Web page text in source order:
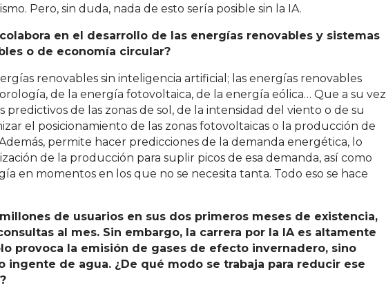
Pero, sin duda, nada de esto sería posible sin la IA.
en el desarrollo de las energías renovables y sistemas
o de economía circular?
renovables sin inteligencia artificial; las energías renovables
de la energía fotovoltaica, de la energía eólica… Que a su vez
de las zonas de sol, de la intensidad del viento o de su
el posicionamiento de las zonas fotovoltaicas o la producción de
permite hacer predicciones de la demanda energética, lo
de la producción para suplir picos de esa demanda, así como
en momentos en los que no se necesita tanta. Todo eso se hace
de usuarios en sus dos primeros meses de existencia,
al mes. Sin embargo, la carrera por la IA es altamente
provoca la emisión de gases de efecto invernadero, sino
ingente de agua. ¿De qué modo se trabaja para reducir ese